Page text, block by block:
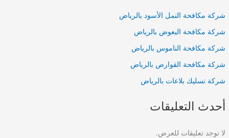
شركة مكافحة النمل الأسود بالرياض
شركة مكافحة البعوض بالرياض
شركة مكافحة الناموس بالرياض
شركة مكافحة القوارض بالرياض
شركة تسليك بلاعات بالرياض
أحدث التعليقات
لا توجد تعليقات للعرض.